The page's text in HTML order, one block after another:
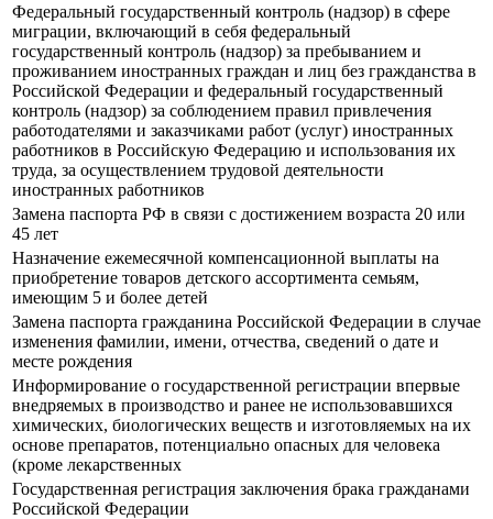
Федеральный государственный контроль (надзор) в сфере
миграции, включающий в себя федеральный
государственный контроль (надзор) за пребыванием и
проживанием иностранных граждан и лиц без гражданства в
Российской Федерации и федеральный государственный
контроль (надзор) за соблюдением правил привлечения
работодателями и заказчиками работ (услуг) иностранных
работников в Российскую Федерацию и использования их
труда, за осуществлением трудовой деятельности
иностранных работников
Замена паспорта РФ в связи с достижением возраста 20 или
45 лет
Назначение ежемесячной компенсационной выплаты на
приобретение товаров детского ассортимента семьям,
имеющим 5 и более детей
Замена паспорта гражданина Российской Федерации в случае
изменения фамилии, имени, отчества, сведений о дате и
месте рождения
Информирование о государственной регистрации впервые
внедряемых в производство и ранее не использовавшихся
химических, биологических веществ и изготовляемых на их
основе препаратов, потенциально опасных для человека
(кроме лекарственных
Государственная регистрация заключения брака гражданами
Российской Федерации